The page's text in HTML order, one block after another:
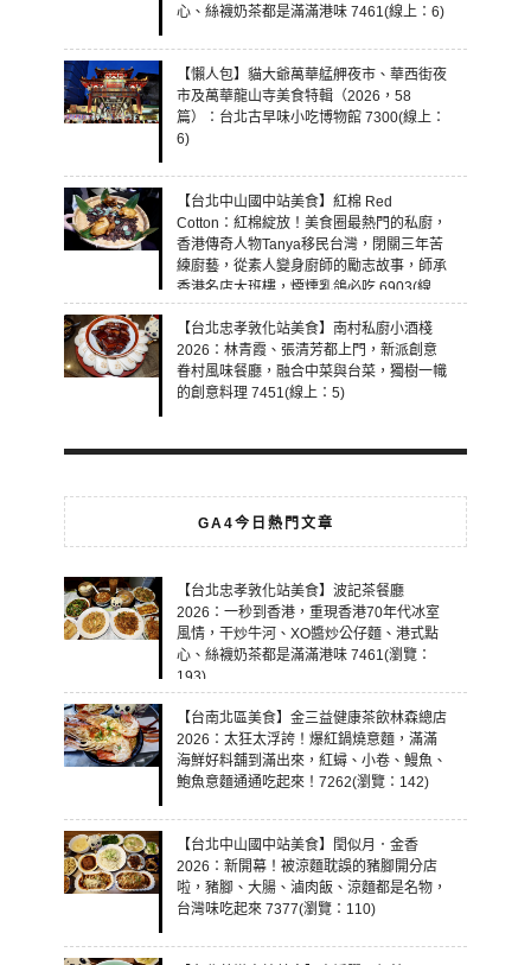
心、絲襪奶茶都是滿滿港味 7461(線上：6)
【懶人包】貓大爺萬華艋舺夜市、華西街夜
市及萬華龍山寺美食特輯（2026，58
篇）：台北古早味小吃博物館 7300(線上：
6)
【台北中山國中站美食】紅棉 Red
Cotton：紅棉綻放！美食圈最熱門的私廚，
香港傳奇人物Tanya移民台灣，閉關三年苦
練廚藝，從素人變身廚師的勵志故事，師承
香港名店大班樓，煙燻乳鴿必吃 6903(線
上：5)
【台北忠孝敦化站美食】南村私廚小酒棧
2026：林青霞、張清芳都上門，新派創意
眷村風味餐廳，融合中菜與台菜，獨樹一幟
的創意料理 7451(線上：5)
GA4今日熱門文章
【台北忠孝敦化站美食】波記茶餐廳
2026：一秒到香港，重現香港70年代冰室
風情，干炒牛河、XO醬炒公仔麵、港式點
心、絲襪奶茶都是滿滿港味 7461(瀏覽：
193)
【台南北區美食】金三益健康茶飲林森總店
2026：太狂太浮誇！爆紅鍋燒意麵，滿滿
海鮮好料舖到滿出來，紅蟳、小卷、鰻魚、
鮑魚意麵通通吃起來！7262(瀏覽：142)
【台北中山國中站美食】閏似月．金香
2026：新開幕！被涼麵耽誤的豬腳開分店
啦，豬腳、大腸、滷肉飯、涼麵都是名物，
台灣味吃起來 7377(瀏覽：110)